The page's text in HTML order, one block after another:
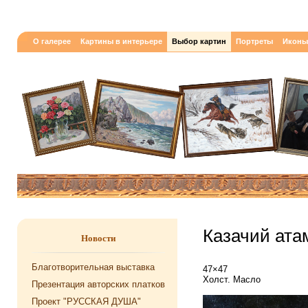
О галерее Картины в интерьере Выбор картин Портреты Иконы
Новости
Благотворительная выставка
Презентация авторских платков
Проект "РУССКАЯ ДУША"
Казачий
47×47
Холст. Масло